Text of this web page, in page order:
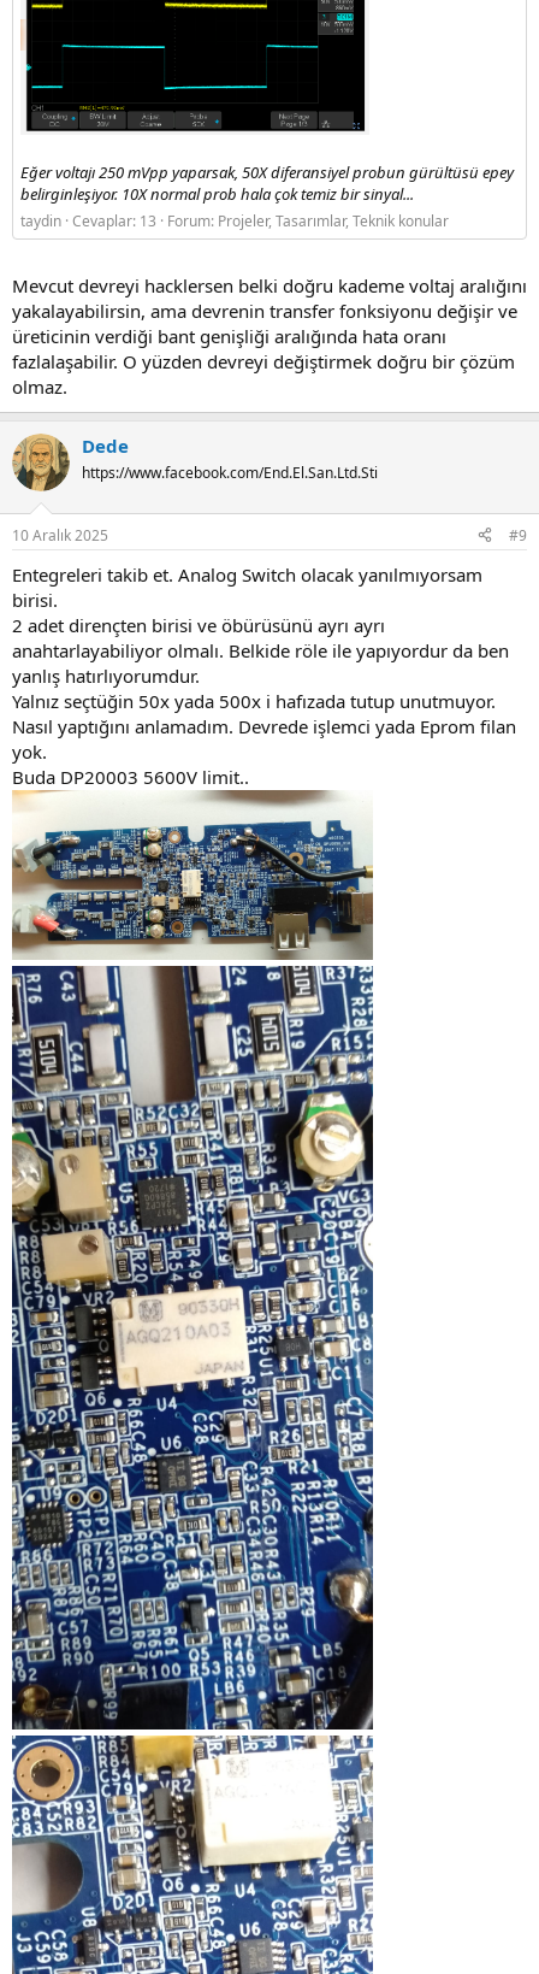
Eğer voltajı 250 mVpp yaparsak, 50X diferansiyel probun gürültüsü epey
belirginleşiyor. 10X normal prob hala çok temiz bir sinyal...
taydin Cevaplar: 13 Forum: Projeler, Tasarımlar, Teknik konular
Mevcut devreyi hacklersen belki doğru kademe voltaj aralığını
yakalayabilirsin, ama devrenin transfer fonksiyonu değişir ve
üreticinin verdiği bant genişliği aralığında hata oranı
fazlalaşabilir. O yüzden devreyi değiştirmek doğru bir çözüm
olmaz.
Dede
https://www.facebook.com/End.El.San.Ltd.Sti
10 Aralık 2025 #9
Entegreleri takib et. Analog Switch olacak yanılmıyorsam
birisi.
2 adet dirençten birisi ve öbürüsünü ayrı ayrı
anahtarlayabiliyor olmalı. Belkide röle ile yapıyordur da ben
yanlış hatırlıyorumdur.
Yalnız seçtüğin 50x yada 500x i hafızada tutup unutmuyor.
Nasıl yaptığını anlamadım. Devrede işlemci yada Eprom filan
yok.
Buda DP20003 5600V limit..